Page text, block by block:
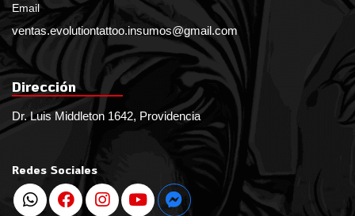
Email
ventas.evolutiontattoo.insumos@gmail.com
Dirección
Dr. Luis Middleton 1642, Providencia
Redes Sociales